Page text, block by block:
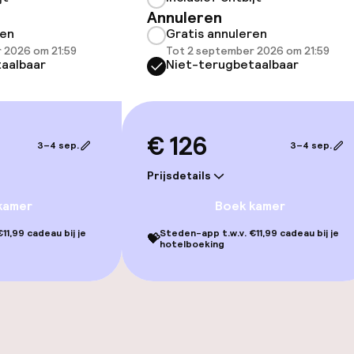
om 21:59
3–4 sep.
cadeau bij je
Annuleren
Gratis annuleren
Tot 2 september 2026 om 21:59
Niet-terugbetaalbaar
€ 126
Prijsdetails
3–4 sep.
Boek kamer
💝Steden-app t.w.v. €11,99 cadeau bij je
hotelboeking